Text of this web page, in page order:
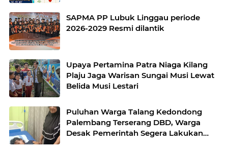
SAPMA PP Lubuk Linggau periode
2026-2029 Resmi dilantik
Upaya Pertamina Patra Niaga Kilang
Plaju Jaga Warisan Sungai Musi Lewat
Belida Musi Lestari
Puluhan Warga Talang Kedondong
Palembang Terserang DBD, Warga
Desak Pemerintah Segera Lakukan